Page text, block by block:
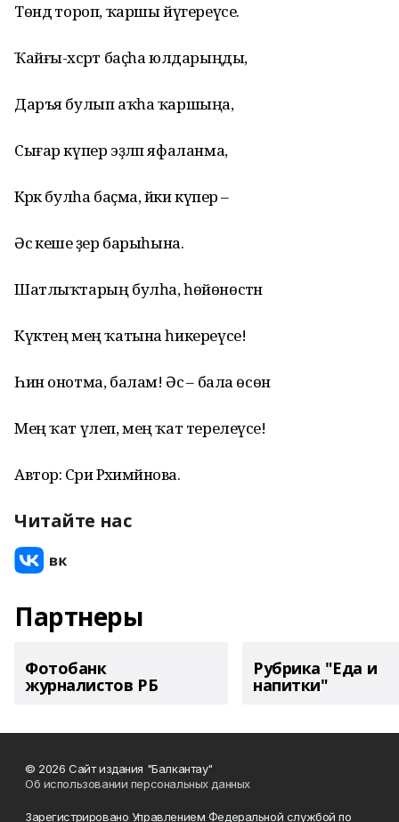
Төндә тороп, ҡаршы йүгереүсе.
Ҡайғы-хәсрәт баҫһа юлдарыңды,
Даръя булып аҡһа ҡаршыңа,
Сығар күпер эҙләп яфаланма,
Кәрәк булһа баҫма, йәки күпер –
Әсә кеше әҙер барыһына.
Шатлыҡтарың булһа, һөйөнөстән
Күктең мең ҡатына һикереүсе!
Һин онотма, балам! Әсә – бала өсөн
Мең ҡат үлеп, мең ҡат терелеүсе!
Автор: Сәриә Рәхимйәнова.
Читайте нас
Партнеры
Фотобанк
журналистов РБ
Рубрика "Еда и
напитки"
© 2026 Сайт издания "Балкантау"
Об использовании персональных данных
Зарегистрировано Управлением Федеральной службой по